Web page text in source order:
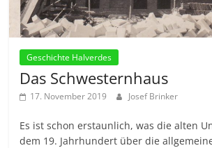
Geschichte Halverdes
Das Schwesternhaus
17. November 2019 Josef Brinker
Es ist schon erstaunlich, was die alten
dem 19. Jahrhundert über die